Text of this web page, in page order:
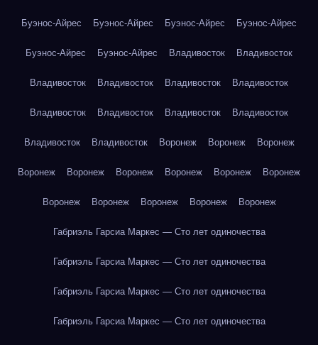
Буэнос-Айрес Буэнос-Айрес Буэнос-Айрес Буэнос-Айрес
Буэнос-Айрес Буэнос-Айрес Владивосток Владивосток
Владивосток Владивосток Владивосток Владивосток
Владивосток Владивосток Владивосток Владивосток
Владивосток Владивосток Воронеж Воронеж Воронеж
Воронеж Воронеж Воронеж Воронеж Воронеж Воронеж
Воронеж Воронеж Воронеж Воронеж Воронеж
Габриэль Гарсиа Маркес — Сто лет одиночества
Габриэль Гарсиа Маркес — Сто лет одиночества
Габриэль Гарсиа Маркес — Сто лет одиночества
Габриэль Гарсиа Маркес — Сто лет одиночества